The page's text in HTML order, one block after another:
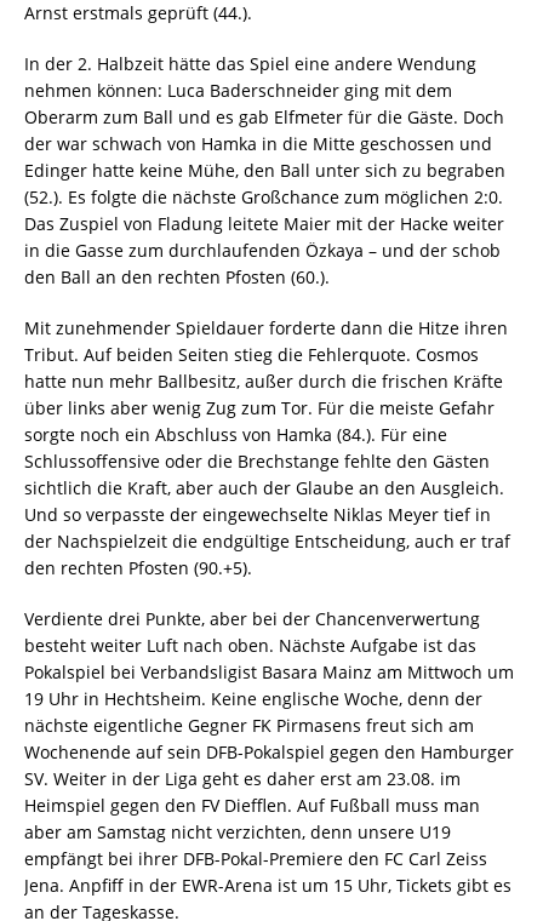
Arnst erstmals geprüft (44.).
In der 2. Halbzeit hätte das Spiel eine andere Wendung
nehmen können: Luca Baderschneider ging mit dem
Oberarm zum Ball und es gab Elfmeter für die Gäste. Doch
der war schwach von Hamka in die Mitte geschossen und
Edinger hatte keine Mühe, den Ball unter sich zu begraben
(52.). Es folgte die nächste Großchance zum möglichen 2:0.
Das Zuspiel von Fladung leitete Maier mit der Hacke weiter
in die Gasse zum durchlaufenden Özkaya – und der schob
den Ball an den rechten Pfosten (60.).
Mit zunehmender Spieldauer forderte dann die Hitze ihren
Tribut. Auf beiden Seiten stieg die Fehlerquote. Cosmos
hatte nun mehr Ballbesitz, außer durch die frischen Kräfte
über links aber wenig Zug zum Tor. Für die meiste Gefahr
sorgte noch ein Abschluss von Hamka (84.). Für eine
Schlussoffensive oder die Brechstange fehlte den Gästen
sichtlich die Kraft, aber auch der Glaube an den Ausgleich.
Und so verpasste der eingewechselte Niklas Meyer tief in
der Nachspielzeit die endgültige Entscheidung, auch er traf
den rechten Pfosten (90.+5).
Verdiente drei Punkte, aber bei der Chancenverwertung
besteht weiter Luft nach oben. Nächste Aufgabe ist das
Pokalspiel bei Verbandsligist Basara Mainz am Mittwoch um
19 Uhr in Hechtsheim. Keine englische Woche, denn der
nächste eigentliche Gegner FK Pirmasens freut sich am
Wochenende auf sein DFB-Pokalspiel gegen den Hamburger
SV. Weiter in der Liga geht es daher erst am 23.08. im
Heimspiel gegen den FV Diefflen. Auf Fußball muss man
aber am Samstag nicht verzichten, denn unsere U19
empfängt bei ihrer DFB-Pokal-Premiere den FC Carl Zeiss
Jena. Anpfiff in der EWR-Arena ist um 15 Uhr, Tickets gibt es
an der Tageskasse.